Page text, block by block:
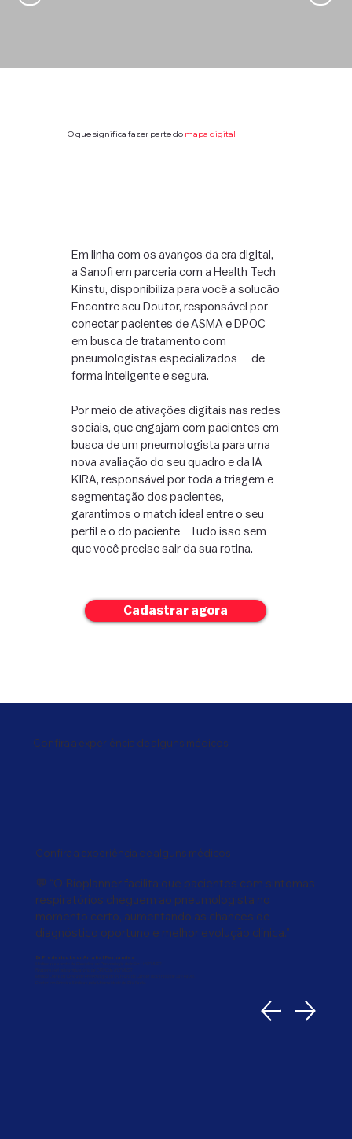
Confira a experiência de alguns médicos
Confira a experiência de alguns médicos
💬 “O Bioplanner facilita que pacientes com sintomas
respiratórios cheguem ao pneumologista no
momento certo, aumentando as chances de
diagnóstico oportuno e melhor evolução clínica.”
Dr Frederico Leon Arrabal Fernandes
O que significa fazer parte do mapa digital
Em linha com os avanços da era digital,
a Sanofi em parceria com a Health Tech
Kinstu, disponibiliza para você a solucão
Encontre seu Doutor, responsável por
conectar pacientes de ASMA e DPOC
em busca de tratamento com
pneumologistas especializados — de
forma inteligente e segura.
Por meio de ativações digitais nas redes
sociais, que engajam com pacientes em
busca de um pneumologista para uma
nova avaliação do seu quadro e da IA
KIRA, responsável por toda a triagem e
segmentação dos pacientes,
garantimos o match ideal entre o seu
perfil e o do paciente - Tudo isso sem
que você precise sair da sua rotina.
Cadastrar agora